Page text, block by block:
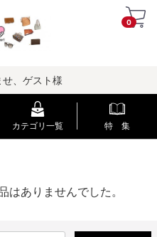
0
、ゲスト様
カテゴリ一覧 特 集
はありませんでした。